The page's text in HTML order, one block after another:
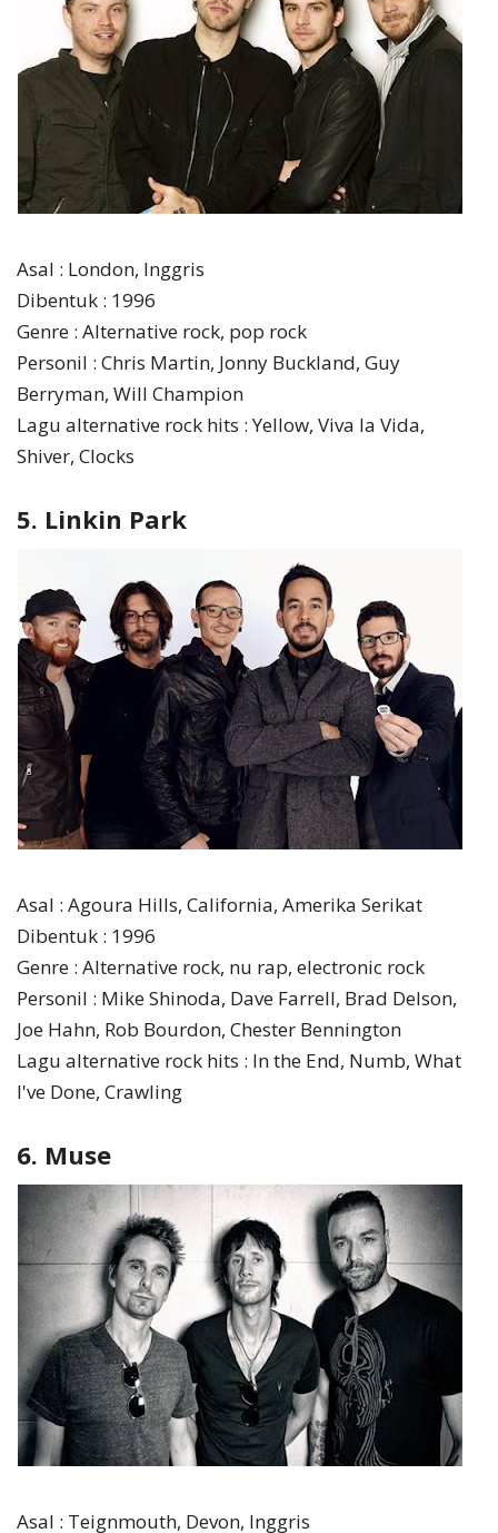
Asal : London, Inggris
Dibentuk : 1996
Genre : Alternative rock, pop rock
Personil : Chris Martin, Jonny Buckland, Guy
Berryman, Will Champion
Lagu alternative rock hits : Yellow, Viva la Vida,
Shiver, Clocks
5. Linkin Park
Asal : Agoura Hills, California, Amerika Serikat
Dibentuk : 1996
Genre : Alternative rock, nu rap, electronic rock
Personil : Mike Shinoda, Dave Farrell, Brad Delson,
Joe Hahn, Rob Bourdon, Chester Bennington
Lagu alternative rock hits : In the End, Numb, What
I've Done, Crawling
6. Muse
Asal : Teignmouth, Devon, Inggris